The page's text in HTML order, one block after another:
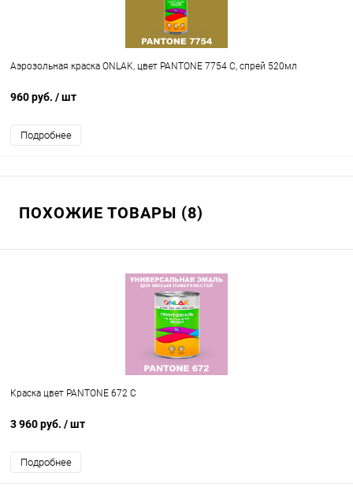
Аэрозольная краска ONLAK, цвет PANTONE 7754 C, спрей 520мл
960 руб. / шт
Подробнее
ПОХОЖИЕ ТОВАРЫ (8)
Краска цвет PANTONE 672 C
3 960 руб. / шт
Подробнее